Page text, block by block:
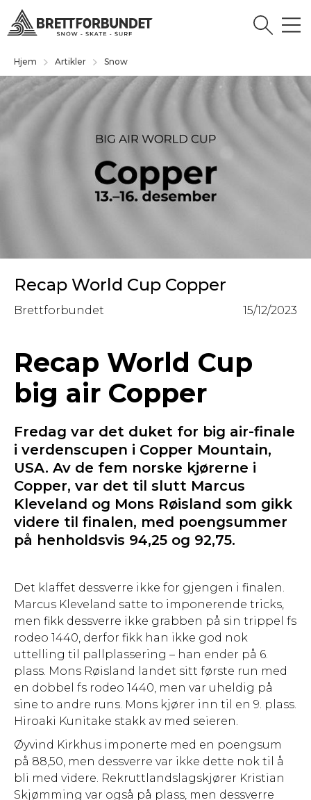
Hjem Artikler Snow
Recap World Cup Copper
15/12/2023
Brettforbundet
Recap World Cup
big air Copper
Fredag var det duket for big air-finale
i verdenscupen i Copper Mountain,
USA. Av de fem norske kjørerne i
Copper, var det til slutt Marcus
Kleveland og Mons Røisland som gikk
videre til finalen, med poengsummer
på henholdsvis 94,25 og 92,75.
Det klaffet dessverre ikke for gjengen i finalen.
Marcus Kleveland satte to imponerende tricks,
men fikk dessverre ikke grabben på sin trippel fs
rodeo 1440, derfor fikk han ikke god nok
uttelling til pallplassering – han ender på 6.
plass. Mons Røisland landet sitt første run med
en dobbel fs rodeo 1440, men var uheldig på
sine to andre runs. Mons kjører inn til en 9. plass.
Hiroaki Kunitake stakk av med seieren.
Øyvind Kirkhus imponerte med en poengsum
på 88,50, men dessverre var ikke dette nok til å
bli med videre. Rekruttlandslagskjører Kristian
Skjømming var også på plass, men dessverre